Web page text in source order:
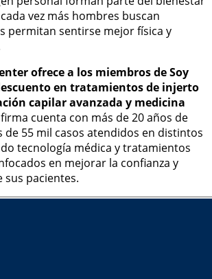
vez más hombres buscan
permitan sentirse mejor física y
ofrece a los miembros de Soy
en tratamientos de injerto
capilar avanzada y medicina
firma cuenta con más de 20 años de
de 55 mil casos atendidos en distintos
tecnología médica y tratamientos
en mejorar la confianza y
sus pacientes.